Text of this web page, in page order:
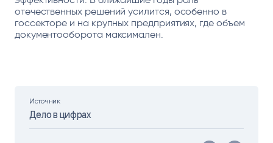
Источник
Дело в цифрах
отечественных решений усилится, особенно в
госсекторе и на крупных предприятиях, где объем
документооборота максимален.